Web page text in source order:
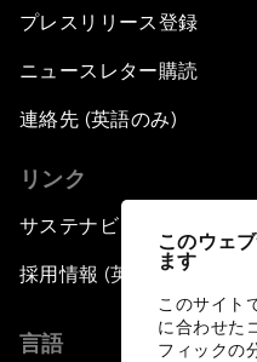
このウェ
ます
このサイト
に合わせた
フィックの
プレスリリース登録
ニュースレター購読
連絡先 (英語のみ)
リンク
サステナビリティへの取り
採用情報 (英語のみ)
言語